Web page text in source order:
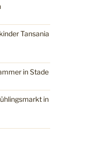
Tansania
in Stade
in